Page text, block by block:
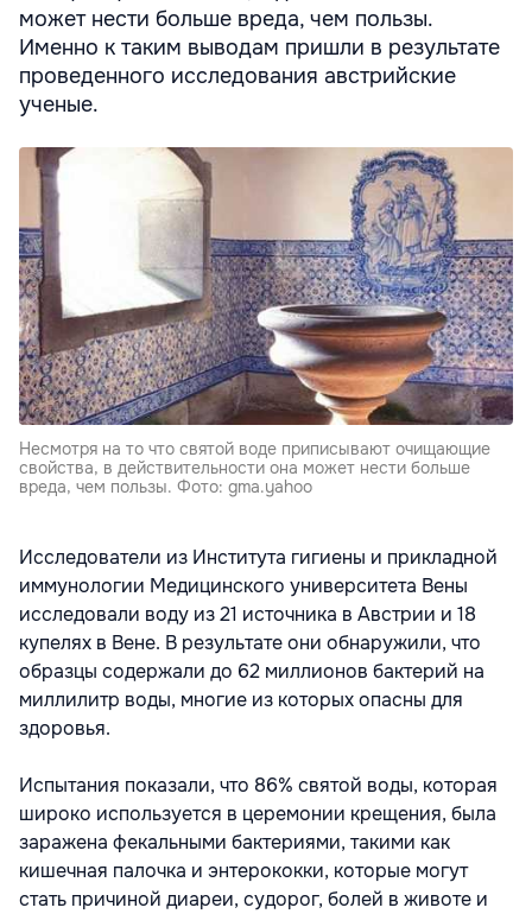
может нести больше вреда, чем пользы.
Именно к таким выводам пришли в результате
проведенного исследования австрийские
ученые.
Несмотря на то что святой воде приписывают очищающие
свойства, в действительности она может нести больше
вреда, чем пользы. Фото: gma.yahoo
Исследователи из Института гигиены и прикладной
иммунологии Медицинского университета Вены
исследовали воду из 21 источника в Австрии и 18
купелях в Вене. В результате они обнаружили, что
образцы содержали до 62 миллионов бактерий на
миллилитр воды, многие из которых опасны для
здоровья.
Испытания показали, что 86% святой воды, которая
широко используется в церемонии крещения, была
заражена фекальными бактериями, такими как
кишечная палочка и энтерококки, которые могут
стать причиной диареи, судорог, болей в животе и